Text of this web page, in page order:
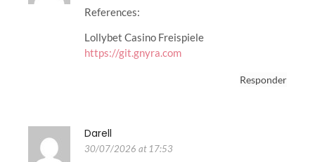
References:
Lollybet Casino Freispiele
https://git.gnyra.com
Responder
Darell
30/07/2026 at 17:53